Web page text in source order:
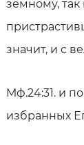
земному,
значит, и с
Мф.24:31. и
избранных